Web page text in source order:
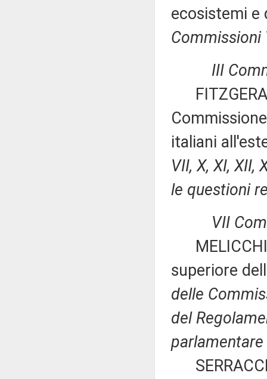
ecosistemi e
Commissioni
III
italiani
VII, X, XI,
le questioni
VII
superiore
delle
del